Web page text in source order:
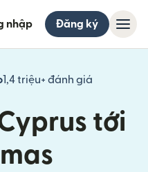
nhập Đăng ký
1,4 triệu+ đánh giá
tới